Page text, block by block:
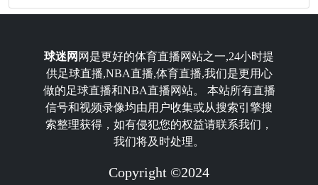
球迷网 网是更好的体育直播网站之一,24小时提
供足球直播,NBA直播,体育直播,我们是更用心
做的足球直播和NBA直播网站。 本站所有直播
信号和视频录像均由用户收集或从搜索引擎搜
索整理获得，如有侵犯您的权益请联系我们，
我们将及时处理。
Copyright ©2024